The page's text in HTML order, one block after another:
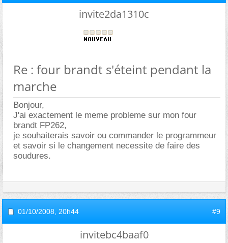
invite2da1310c
Re : four brandt s'éteint pendant la
marche
Bonjour,
J'ai exactement le meme probleme sur mon four
brandt FP262,
je souhaiterais savoir ou commander le programmeur
et savoir si le changement necessite de faire des
soudures.
01/10/2008, 20h44 #9
invitebc4baaf0